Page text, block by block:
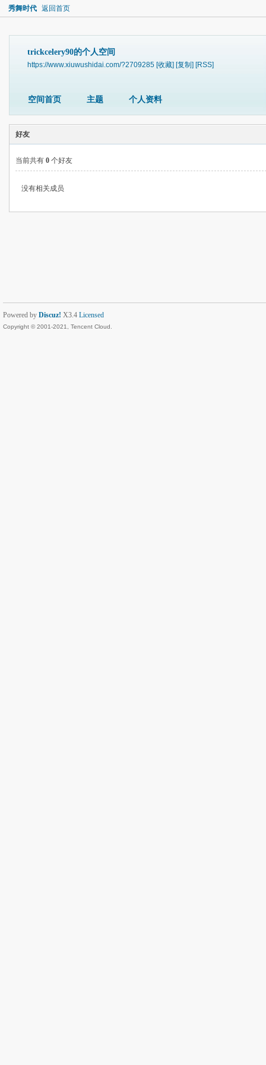
秀舞时代 返回首页
trickcelery90的个人空间
https://www.xiuwushidai.com/?2709285 [收藏] [复制] [RSS]
空间首页 主题 个人资料
好友
当前共有 0 个好友
没有相关成员
Powered by Discuz! X3.4 Licensed
Copyright © 2001-2021, Tencent Cloud.